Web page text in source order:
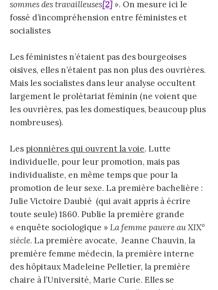
sommes des travailleuses[2]». On mesure ici le
fossé d’incompréhension entre féministes et
socialistes
Les féministes n’étaient pas des bourgeoises
oisives, elles n’étaient pas non plus des ouvrières.
Mais les socialistes dans leur analyse occultent
largement le prolétariat féminin (ne voient que
les ouvrières, pas les domestiques, beaucoup plus
nombreuses).
Les pionnières qui ouvrent la voie. Lutte
individuelle, pour leur promotion, mais pas
individualiste, en même temps que pour la
promotion de leur sexe. La première bachelière :
Julie Victoire Daubié (qui avait appris à écrire
toute seule) 1860. Publie la première grande
« enquête sociologique »La femme pauvre au XIX°
siècle. La première avocate, Jeanne Chauvin, la
première femme médecin, la première interne
des hôpitaux Madeleine Pelletier, la première
chaire à l’Université, Marie Curie. Elles se